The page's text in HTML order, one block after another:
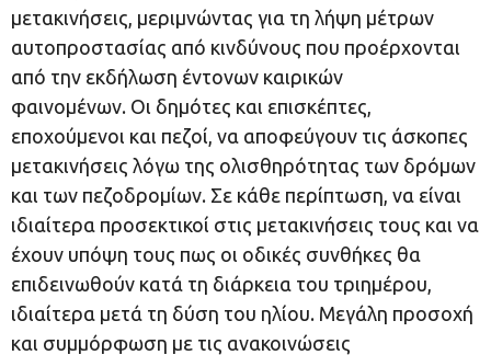
μετακινήσεις, μεριμνώντας για τη λήψη μέτρων
αυτοπροστασίας από κινδύνους που προέρχονται
από την εκδήλωση έντονων καιρικών
φαινομένων. Οι δημότες και επισκέπτες,
εποχούμενοι και πεζοί, να αποφεύγουν τις άσκοπες
μετακινήσεις λόγω της ολισθηρότητας των δρόμων
και των πεζοδρομίων. Σε κάθε περίπτωση, να είναι
ιδιαίτερα προσεκτικοί στις μετακινήσεις τους και να
έχουν υπόψη τους πως οι οδικές συνθήκες θα
επιδεινωθούν κατά τη διάρκεια του τριημέρου,
ιδιαίτερα μετά τη δύση του ηλίου. Μεγάλη προσοχή
και συμμόρφωση με τις ανακοινώσεις